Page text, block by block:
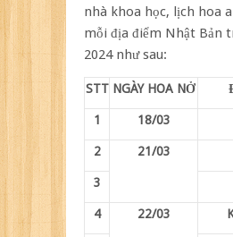
nhà khoa học, lịch hoa
mỗi địa điểm Nhật Bản
2024 như sau:
STT NGÀY HOA NỞ
1 18/03
2 21/03
3
4 22/03